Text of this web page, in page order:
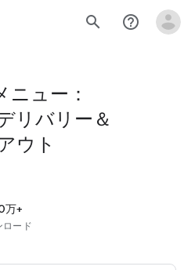
search help_outline
ニュー：
リバリー＆
ウト
万+
ロード